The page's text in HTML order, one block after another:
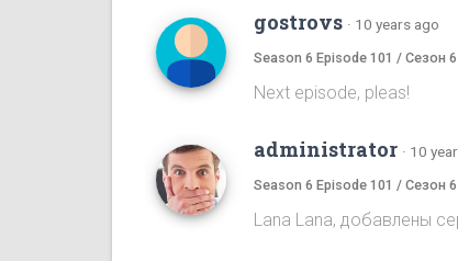
gostrovs · 10 years ago
Season 6 Episode 101 / Сезон 6
Next episode, pleas!
administrator · 10
Season 6 Episode 101 / Сезон 6
Lana Lana, добавлены